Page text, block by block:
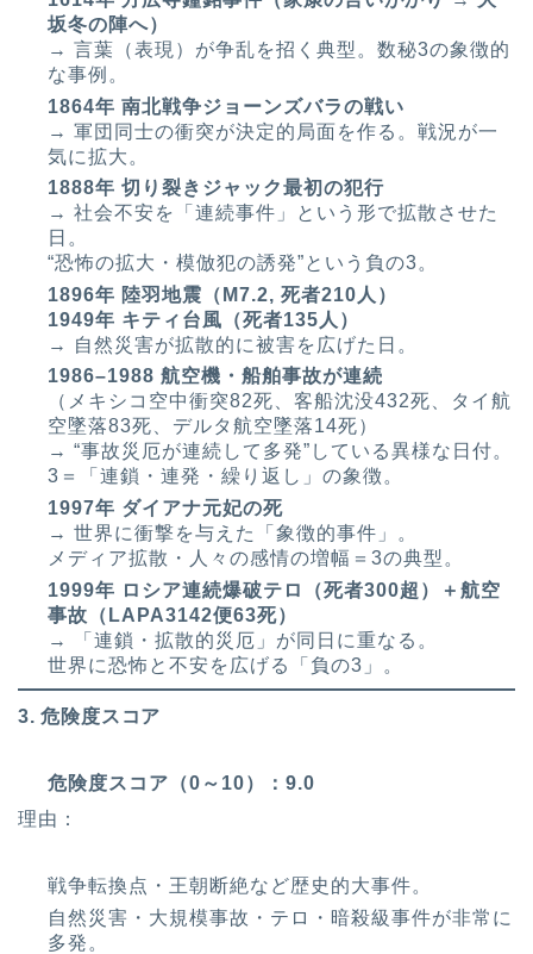
坂冬の陣へ）
→ 言葉（表現）が争乱を招く典型。数秘3の象徴的
な事例。
1864年 南北戦争ジョーンズバラの戦い
→ 軍団同士の衝突が決定的局面を作る。戦況が一
気に拡大。
1888年 切り裂きジャック最初の犯行
→ 社会不安を「連続事件」という形で拡散させた
日。
“恐怖の拡大・模倣犯の誘発”という負の3。
1896年 陸羽地震（M7.2, 死者210人）
1949年 キティ台風（死者135人）
→ 自然災害が拡散的に被害を広げた日。
1986–1988 航空機・船舶事故が連続
（メキシコ空中衝突82死、客船沈没432死、タイ航
空墜落83死、デルタ航空墜落14死）
→ “事故災厄が連続して多発”している異様な日付。
3＝「連鎖・連発・繰り返し」の象徴。
1997年 ダイアナ元妃の死
→ 世界に衝撃を与えた「象徴的事件」。
メディア拡散・人々の感情の増幅＝3の典型。
1999年 ロシア連続爆破テロ（死者300超）＋航空
事故（LAPA3142便63死）
→ 「連鎖・拡散的災厄」が同日に重なる。
世界に恐怖と不安を広げる「負の3」。
3. 危険度スコア
危険度スコア（0～10）：9.0
理由：
戦争転換点・王朝断絶など歴史的大事件。
自然災害・大規模事故・テロ・暗殺級事件が非常に
多発。